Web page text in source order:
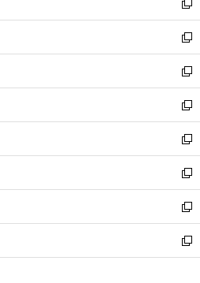
で
開
く
ィ
ン
ド
ウ
で
開
く
い
ウ
ィ
ン
ド
ウ
で
開
く
新
し
い
ウ
ィ
ン
ド
ウ
で
開
く
新
し
い
ウ
ィ
ン
ド
ウ
で
開
く
新
し
い
ウ
ィ
ン
ド
ウ
で
開
く
新
し
い
ウ
ィ
ン
ド
ウ
で
開
新
し
い
ウ
ィ
ン
ド
ウ
新
し
い
ウ
ィ
ン
新
し
い
ウ
新
し